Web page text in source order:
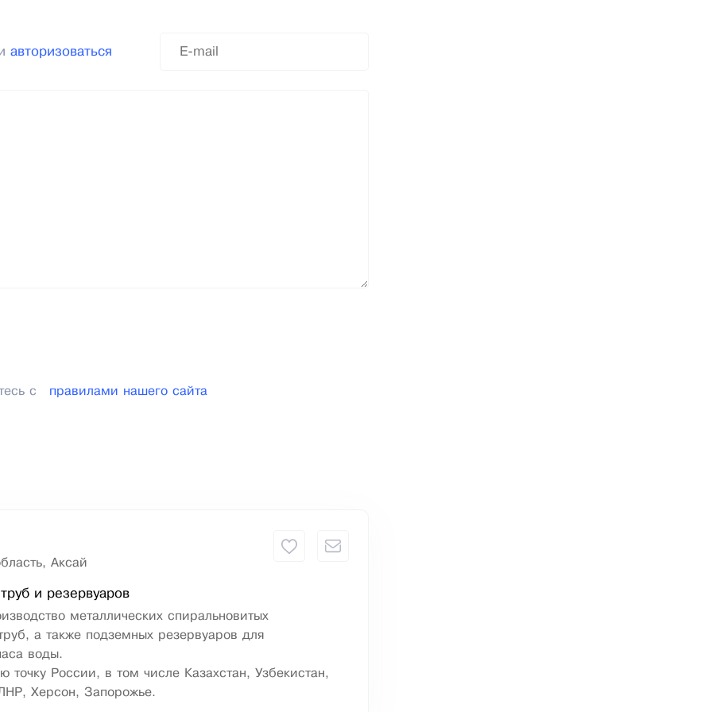
авторизоваться
с правилами нашего сайта
Аксай
и резервуаров
металлических спиральновитых
а также подземных резервуаров для
воды.
точку России, в том числе Казахстан, Узбекистан,
Херсон, Запорожье.